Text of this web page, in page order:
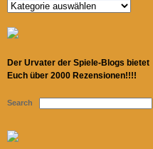
Blog-
Der Urvater der Spiele-Blogs bietet
Euch über 2000 Rezensionen!!!!
Search